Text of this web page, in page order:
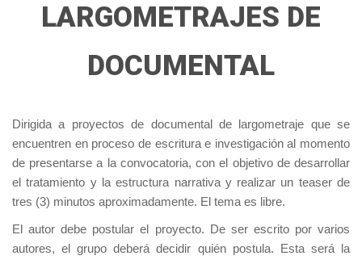
LARGOMETRAJES DE
DOCUMENTAL
Dirigida a proyectos de documental de largometraje que se
encuentren en proceso de escritura e investigación al momento
de presentarse a la convocatoria, con el objetivo de desarrollar
el tratamiento y la estructura narrativa y realizar un teaser de
tres (3) minutos aproximadamente. El tema es libre.
El autor debe postular el proyecto. De ser escrito por varios
autores, el grupo deberá decidir quién postula. Esta será la